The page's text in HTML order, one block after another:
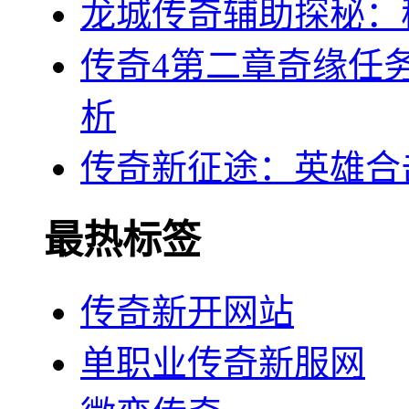
龙城传奇辅助探秘
传奇4第二章奇缘任
析
传奇新征途：英雄
最热标签
传奇新开网站
单职业传奇新服网